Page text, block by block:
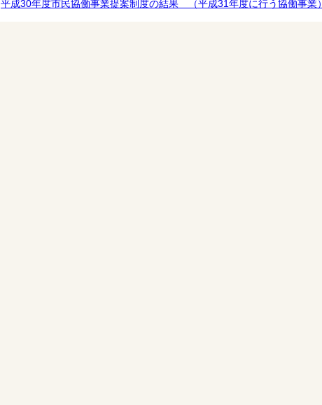
平成30年度市民協働事業提案制度の結果 （平成31年度に行う協働事業）